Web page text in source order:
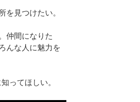
を見つけたい。
仲間になりた
んな人に魅力を
ってほしい。